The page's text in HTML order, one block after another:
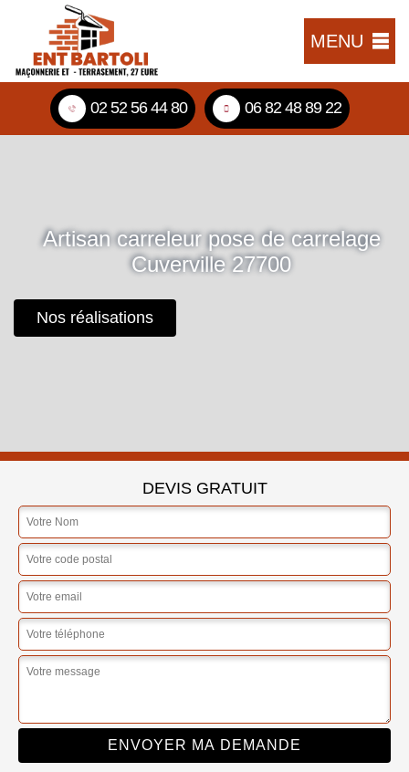
MENU
02 52 56 44 80 06 82 48 89 22
Artisan carreleur pose de carrelage
Cuverville 27700
Nos réalisations
DEVIS GRATUIT